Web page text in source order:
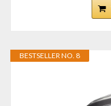
BESTSELLER NO. 8